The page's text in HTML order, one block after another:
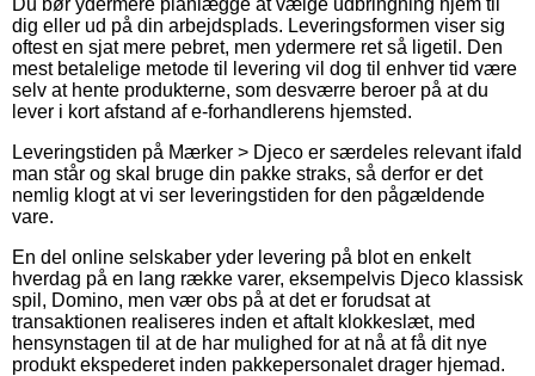
dig eller ud på din arbejdsplads. Leveringsformen viser sig
oftest en sjat mere pebret, men ydermere ret så ligetil. Den
mest betalelige metode til levering vil dog til enhver tid være
selv at hente produkterne, som desværre beroer på at du
lever i kort afstand af e-forhandlerens hjemsted.
Leveringstiden på Mærker > Djeco er særdeles relevant ifald
man står og skal bruge din pakke straks, så derfor er det
nemlig klogt at vi ser leveringstiden for den pågældende
vare.
En del online selskaber yder levering på blot en enkelt
hverdag på en lang række varer, eksempelvis Djeco klassisk
spil, Domino, men vær obs på at det er forudsat at
transaktionen realiseres inden et aftalt klokkeslæt, med
hensynstagen til at de har mulighed for at nå at få dit nye
produkt ekspederet inden pakkepersonalet drager hjemad.